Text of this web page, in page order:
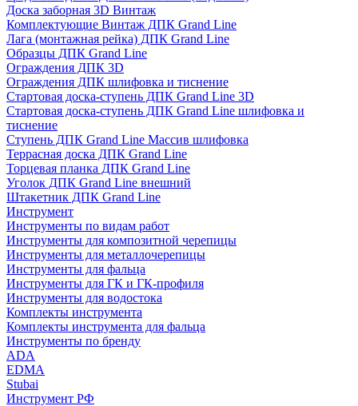
Доска заборная 3D Винтаж
Комплектующие Винтаж ДПК Grand Line
Лага (монтажная рейка) ДПК Grand Line
Образцы ДПК Grand Line
Ограждения ДПК 3D
Ограждения ДПК шлифовка и тиснение
Стартовая доска-ступень ДПК Grand Line 3D
Стартовая доска-ступень ДПК Grand Line шлифовка и
тиснение
Ступень ДПК Grand Line Массив шлифовка
Террасная доска ДПК Grand Line
Торцевая планка ДПК Grand Line
Уголок ДПК Grand Line внешний
Штакетник ДПК Grand Line
Инструмент
Инструменты по видам работ
Инструменты для композитной черепицы
Инструменты для металлочерепицы
Инструменты для фальца
Инструменты для ГК и ГК-профиля
Инструменты для водостока
Комплекты инструмента
Комплекты инструмента для фальца
Инструменты по бренду
ADA
EDMA
Stubai
Инструмент РФ